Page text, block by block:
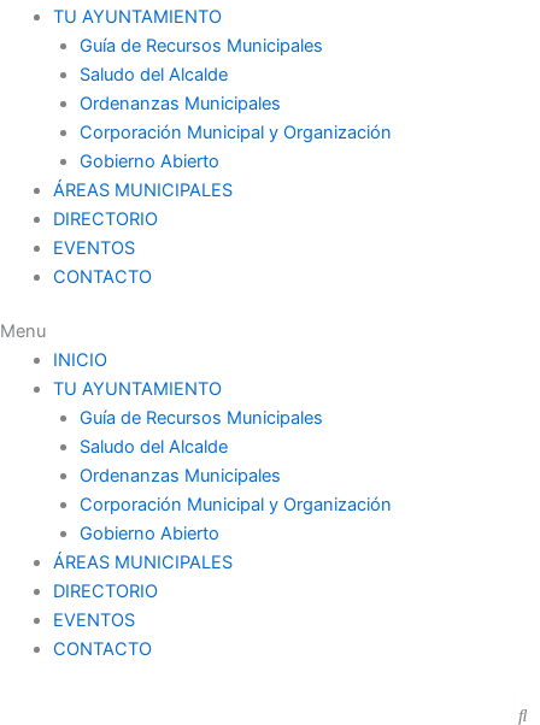
TU AYUNTAMIENTO
Guía de Recursos Municipales
Saludo del Alcalde
Ordenanzas Municipales
Corporación Municipal y Organización
Gobierno Abierto
ÁREAS MUNICIPALES
DIRECTORIO
EVENTOS
CONTACTO
Menu
INICIO
TU AYUNTAMIENTO
Guía de Recursos Municipales
Saludo del Alcalde
Ordenanzas Municipales
Corporación Municipal y Organización
Gobierno Abierto
ÁREAS MUNICIPALES
DIRECTORIO
EVENTOS
CONTACTO